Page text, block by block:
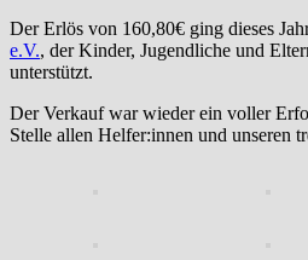
Der Erlös von 160,80€ ging dieses
e.V., der Kinder, Jugendliche und
unterstützt.
Der Verkauf war wieder ein voller
Stelle allen Helfer:innen und unseren